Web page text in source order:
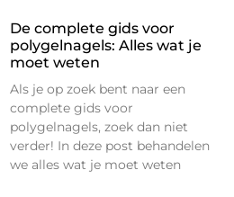
De complete gids voor
polygelnagels: Alles wat je
moet weten
Als je op zoek bent naar een
complete gids voor
polygelnagels, zoek dan niet
verder! In deze post behandelen
we alles wat je moet weten